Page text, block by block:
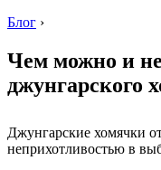
Блог ›
Чем можно и
джунгарского
Джунгарские хомячки
неприхотливостью в